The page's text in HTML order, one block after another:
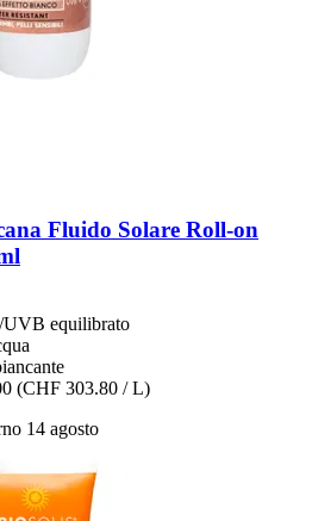
Fluido Solare Roll-​on
equilibrato
(CHF 303.80 / L)
14 agosto